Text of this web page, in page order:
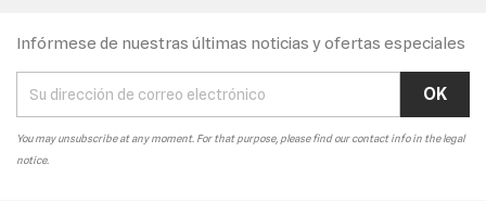
Infórmese de nuestras últimas noticias y ofertas especiales
You may unsubscribe at any moment. For that purpose, please find our contact info in the legal
notice.